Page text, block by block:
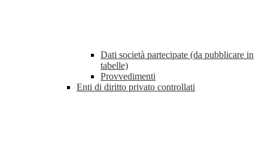
Dati società partecipate (da pubblicare in
tabelle)
Provvedimenti
Enti di diritto privato controllati